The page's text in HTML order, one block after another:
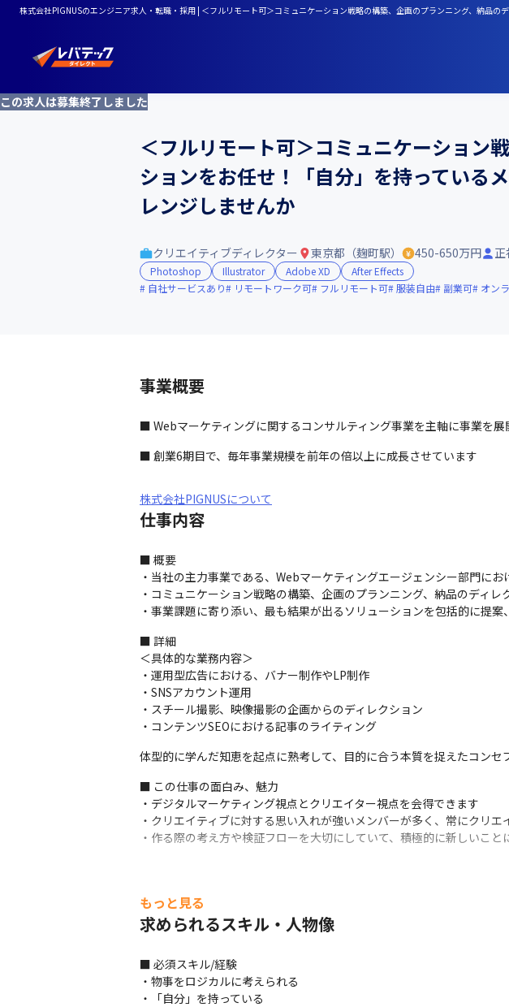
株式会社PIGNUSのエンジニア求人・転職・採用 | ＜フルリモート可＞コミュニケーション戦略の構築、企画のプランニング、納品
この求人は募集終了しました
＜フルリモート可＞コミュニケーション
ションをお任せ！「自分」を持っている
レンジしませんか
クリエイティブディレクター 東京都（麹町駅） 450-650万円 正
Photoshop Illustrator Adobe XD
After Effects
自社サービスあり
リモートワーク可 フルリモート可 服装自由 副業可 オン
事業概要
■ Webマーケティングに関するコンサルティング事業を主軸に事業を展
■ 創業6期目で、毎年事業規模を前年の倍以上に成長させています
株式会社PIGNUSについて
仕事内容
■ 概要
・当社の主力事業である、Webマーケティングエージェンシー部門に
・コミュニケーション戦略の構築、企画のプランニング、納品のディレ
・事業課題に寄り添い、最も結果が出るソリューションを包括的に提
■ 詳細
＜具体的な業務内容＞
・運用型広告における、バナー制作やLP制作
・SNSアカウント運用
・スチール撮影、映像撮影の企画からのディレクション
・コンテンツSEOにおける記事のライティング
体型的に学んだ知恵を起点に熟考して、目的に合う本質を捉えたコン
■ この仕事の面白み、魅力
・デジタルマーケティング視点とクリエイター視点を会得できます
・クリエイティブに対する思い入れが強いメンバーが多く、常にクリ
・作る際の考え方や検証フローを大切にしていて、積極的に新しいこと
もっと見る
求められるスキル・人物像
■ 必須スキル/経験
・物事をロジカルに考えられる
・「自分」を持っている